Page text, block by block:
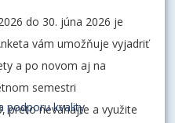
podporu kvality
do 30. júna 2026 je
vám umožňuje vyjadriť
a po novom aj na
semestri
preto neváhajte a využite